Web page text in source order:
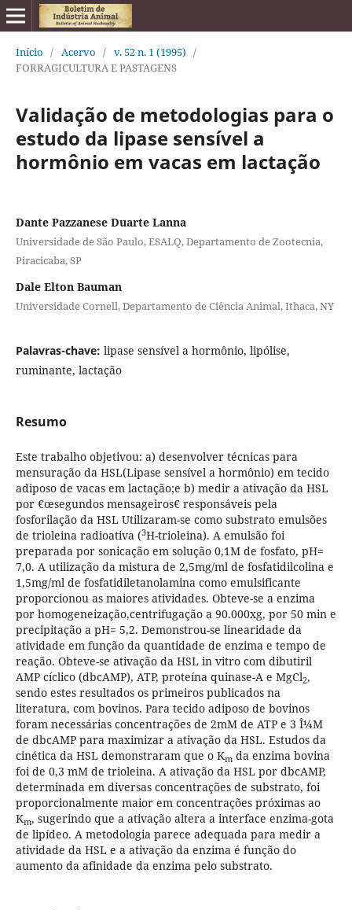
Início / Acervo / v. 52 n. 1 (1995) /
FORRAGICULTURA E PASTAGENS
Validação de metodologias para o
estudo da lipase sensível a
hormônio em vacas em lactação
Dante Pazzanese Duarte Lanna
Universidade de São Paulo, ESALQ, Departamento de Zootecnia,
Piracicaba, SP
Dale Elton Bauman
Universidade Cornell, Departamento de Ciência Animal, Ithaca, NY
Palavras-chave: lipase sensível a hormônio, lipólise,
ruminante, lactação
Resumo
Este trabalho objetivou: a) desenvolver técnicas para
mensuração da HSL(Lipase sensível a hormônio) em tecido
adiposo de vacas em lactação;e b) medir a ativação da HSL
por €œsegundos mensageiros€ responsáveis pela
fosforilação da HSL Utilizaram-se como substrato emulsões
de trioleina radioativa (3H-trioleina). A emulsão foi
preparada por sonicação em solução 0,1M de fosfato, pH=
7,0. A utilização da mistura de 2,5mg/ml de fosfatidilcolina e
1,5mg/ml de fosfatidiletanolamina como emulsificante
proporcionou as maiores atividades. Obteve-se a enzima
por homogeneização,centrifugação a 90.000xg, por 50 min e
precipitação a pH= 5,2. Demonstrou-se linearidade da
atividade em função da quantidade de enzima e tempo de
reação. Obteve-se ativação da HSL in vitro com dibutiril
AMP cíclico (dbcAMP), ATP, proteína quinase-A e MgCl2,
sendo estes resultados os primeiros publicados na
literatura, com bovinos. Para tecido adiposo de bovinos
foram necessárias concentrações de 2mM de ATP e 3 Î¼M
de dbcAMP para maximizar a ativação da HSL. Estudos da
cinética da HSL demonstraram que o Kmda enzima bovina
foi de 0,3 mM de trioleina. A ativação da HSL por dbcAMP,
determinada em diversas concentrações de substrato, foi
proporcionalmente maior em concentrações próximas ao
Km, sugerindo que a ativação altera a interface enzima-gota
de lipídeo. A metodologia parece adequada para medir a
atividade da HSL e a ativação da enzima é função do
aumento da afinidade da enzima pelo substrato.